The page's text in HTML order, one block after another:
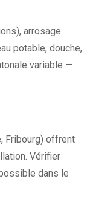
arrosage
potable, douche,
variable —
Fribourg) offrent
Vérifier
dans le